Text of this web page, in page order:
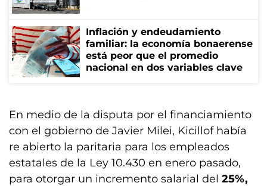
Inflación y endeudamiento
familiar: la economía bonaerense
está peor que el promedio
nacional en dos variables clave
En medio de la disputa por el financiamiento
con el gobierno de Javier Milei, Kicillof había
re abierto la paritaria para los empleados
estatales de la Ley 10.430 en enero pasado,
para otorgar un incremento salarial del 25%,